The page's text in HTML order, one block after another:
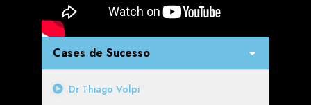
Cases de Sucesso
Dr Thiago Volpi